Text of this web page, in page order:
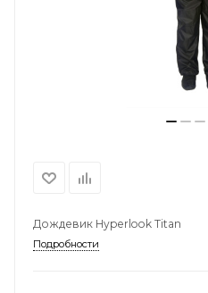
Дождевик Hyperlook Titan
Подробности